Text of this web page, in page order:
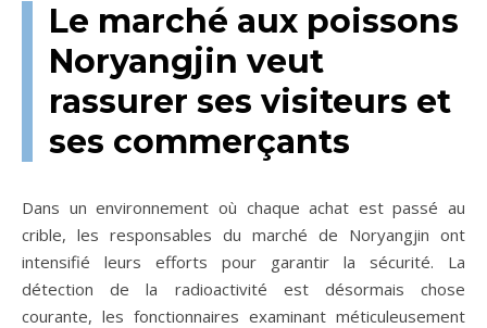
Le marché aux poissons
Noryangjin veut
rassurer ses visiteurs et
ses commerçants
Dans un environnement où chaque achat est passé au
crible, les responsables du marché de Noryangjin ont
intensifié leurs efforts pour garantir la sécurité. La
détection de la radioactivité est désormais chose
courante, les fonctionnaires examinant méticuleusement